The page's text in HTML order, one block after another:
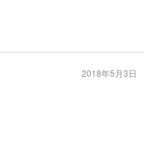
2018年5月3日